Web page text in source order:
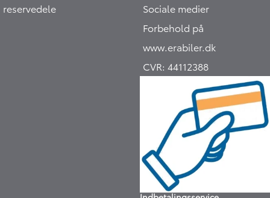
reservedele
Sociale medier
Forbehold på
www.erabiler.dk
CVR:44112388